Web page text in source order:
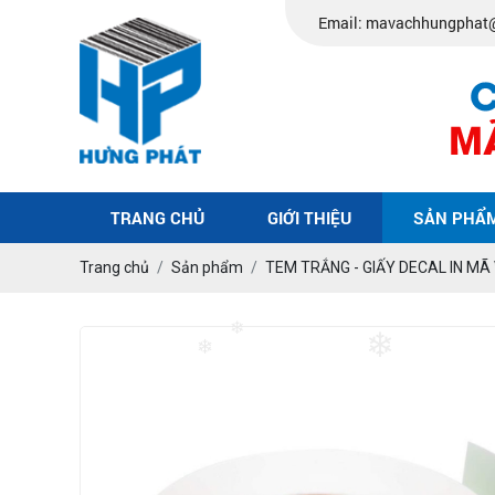
Email:
TRANG CHỦ GIỚI THIỆU SẢN
Trang chủ Sản phẩm TEM TRẮNG - GIẤY DECAL IN MÃ